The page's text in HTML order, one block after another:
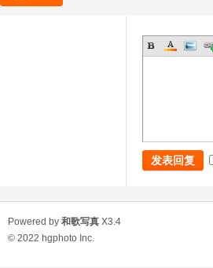
发表回复
Powered by 和歌写真 X3.4
© 2022 hgphoto Inc.